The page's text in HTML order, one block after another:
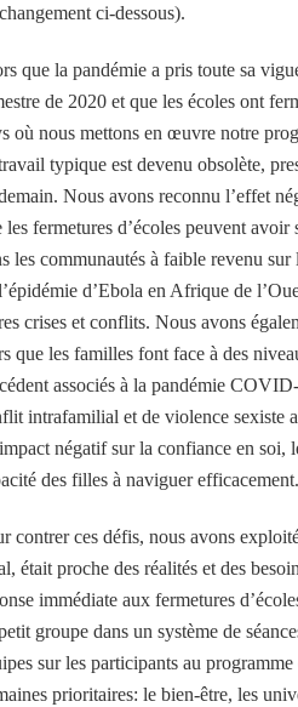
ci-dessous).
que la pandémie a pris toute sa
de 2020 et que les écoles ont
où nous mettons en œuvre notre
typique est devenu obsolète,
Nous avons reconnu l’effet
les fermetures d’écoles peuvent
les communautés à faible revenu sur
d’Ebola en Afrique de
crises et conflits. Nous avons
que les familles font face à des
associés à la pandémie
intrafamilial et de violence sexiste
négatif sur la confiance en soi,
des filles à naviguer
contrer ces défis, nous avons
était proche des réalités et des
immédiate aux fermetures
groupe dans un système de
sur les participants au
prioritaires: le bien-être, les